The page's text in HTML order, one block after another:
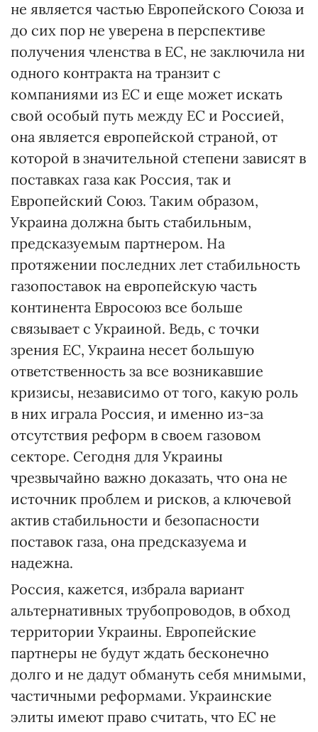
не является частью Европейского Союза и
до сих пор не уверена в перспективе
получения членства в ЕС, не заключила ни
одного контракта на транзит с
компаниями из ЕС и еще может искать
свой особый путь между ЕС и Россией,
она является европейской страной, от
которой в значительной степени зависят в
поставках газа как Россия, так и
Европейский Союз. Таким образом,
Украина должна быть стабильным,
предсказуемым партнером. На
протяжении последних лет стабильность
газопоставок на европейскую часть
континента Евросоюз все больше
связывает с Украиной. Ведь, с точки
зрения ЕС, Украина несет большую
ответственность за все возникавшие
кризисы, независимо от того, какую роль
в них играла Россия, и именно из-за
отсутствия реформ в своем газовом
секторе. Сегодня для Украины
чрезвычайно важно доказать, что она не
источник проблем и рисков, а ключевой
актив стабильности и безопасности
поставок газа, она предсказуема и
надежна.
Россия, кажется, избрала вариант
альтернативных трубопроводов, в обход
территории Украины. Европейские
партнеры не будут ждать бесконечно
долго и не дадут обмануть себя мнимыми,
частичными реформами. Украинские
элиты имеют право считать, что ЕС не